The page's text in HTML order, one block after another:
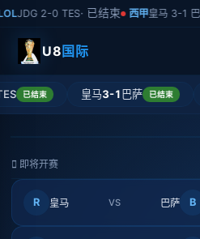
2-0 TES· 已结束 西甲皇马 3-1 巴萨 ·
U8国际
结束 3-1巴萨 已结束
欧冠 · 焦点战
LOL · 春季赛
即将开赛
R 皇马 VS 巴萨 B